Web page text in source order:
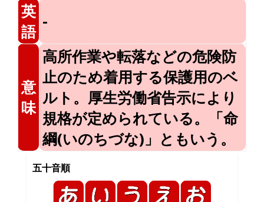
英
語
-
意
味
高所作業や転落などの危険防
止のため着用する保護用のベ
ルト。厚生労働省告示により
規格が定められている。「命
綱(いのちづな)」ともいう。
五十音順